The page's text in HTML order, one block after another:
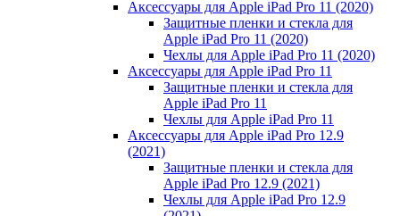
Аксессуары для Apple iPad Pro 11 (2020)
Защитные пленки и стекла для
Apple iPad Pro 11 (2020)
Чехлы для Apple iPad Pro 11 (2020)
Аксессуары для Apple iPad Pro 11
Защитные пленки и стекла для
Apple iPad Pro 11
Чехлы для Apple iPad Pro 11
Аксессуары для Apple iPad Pro 12.9
(2021)
Защитные пленки и стекла для
Apple iPad Pro 12.9 (2021)
Чехлы для Apple iPad Pro 12.9